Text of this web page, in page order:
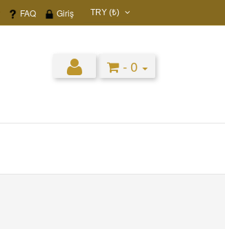
TRY (₺)
TRY (₺)
FAQ Giriş
- 0